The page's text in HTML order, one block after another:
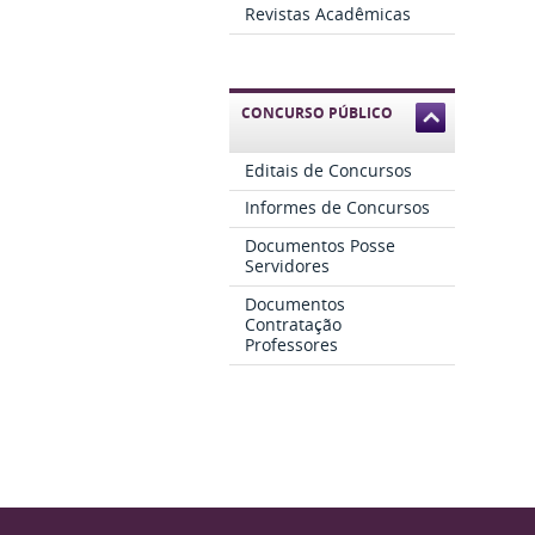
Revistas Acadêmicas
CONCURSO PÚBLICO
Editais de Concursos
Informes de Concursos
Documentos Posse
Servidores
Documentos
Contratação
Professores